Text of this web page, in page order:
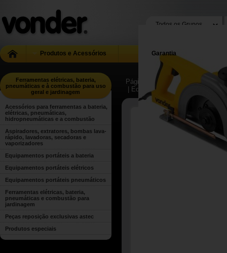
Produtos e Acessórios Garantia
Ferramentas elétricas, bateria,
pneumáticas e à combustão para uso
geral e jardinagem
Acessórios para ferramentas a bateria,
elétricas, pneumáticas,
hidropneumáticas e a combustão
Aspiradores, extratores, bombas lava-
rápido, lavadoras, secadoras e
vaporizadores
Equipamentos portáteis a bateria
Equipamentos portáteis elétricos
Equipamentos portáteis pneumáticos
Ferramentas elétricas, bateria,
pneumáticas e combustão para
jardinagem
Peças reposição exclusivas astec
Produtos especiais
Página Inicial | ...
| Ferramentas
| Equipamentos portáteis elétricos